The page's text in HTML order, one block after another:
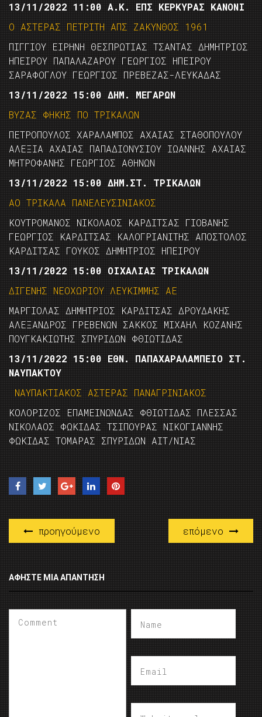
13/11/2022 11:00 Α.Κ. ΕΠΣ ΚΕΡΚΥΡΑΣ ΚΑΝΟΝΙ
Ο ΑΣΤΕΡΑΣ ΠΕΤΡΙΤΗ ΑΠΣ ΖΑΚΥΝΘΟΣ 1961
ΠΙΓΓΙΟΥ ΕΙΡΗΝΗ ΘΕΣΠΡΩΤΙΑΣ ΤΣΑΝΤΑΣ ΔΗΜΗΤΡΙΟΣ
ΗΠΕΙΡΟΥ ΠΑΠΑΛΑΖΑΡΟΥ ΓΕΩΡΓΙΟΣ ΗΠΕΙΡΟΥ
ΣΑΡΑΦΟΓΛΟΥ ΓΕΩΡΓΙΟΣ ΠΡΕΒΕΖΑΣ-ΛΕΥΚΑΔΑΣ
13/11/2022 15:00 ΔΗΜ. ΜΕΓΑΡΩΝ
ΒΥΖΑΣ ΦΗΚΗΣ ΠΟ ΤΡΙΚΑΛΩΝ
ΠΕΤΡΟΠΟΥΛΟΣ ΧΑΡΑΛΑΜΠΟΣ ΑΧΑΙΑΣ ΣΤΑΘΟΠΟΥΛΟΥ
ΑΛΕΞΙΑ ΑΧΑΙΑΣ ΠΑΠΑΔΙΟΝΥΣΙΟΥ ΙΩΑΝΝΗΣ ΑΧΑΙΑΣ
ΜΗΤΡΟΦΑΝΗΣ ΓΕΩΡΓΙΟΣ ΑΘΗΝΩΝ
13/11/2022 15:00 ΔΗΜ.ΣΤ. ΤΡΙΚΑΛΩΝ
ΑΟ ΤΡΙΚΑΛΑ ΠΑΝΕΛΕΥΣΙΝΙΑΚΟΣ
ΚΟΥΤΡΟΜΑΝΟΣ ΝΙΚΟΛΑΟΣ ΚΑΡΔΙΤΣΑΣ ΓΙΟΒΑΝΗΣ
ΓΕΩΡΓΙΟΣ ΚΑΡΔΙΤΣΑΣ ΚΑΛΟΓΡΙΑΝΙΤΗΣ ΑΠΟΣΤΟΛΟΣ
ΚΑΡΔΙΤΣΑΣ ΓΟΥΚΟΣ ΔΗΜΗΤΡΙΟΣ ΗΠΕΙΡΟΥ
13/11/2022 15:00 ΟΙΧΑΛΙΑΣ ΤΡΙΚΑΛΩΝ
ΔΙΓΕΝΗΣ ΝΕΟΧΩΡΙΟΥ ΛΕΥΚΙΜΜΗΣ ΑΕ
ΜΑΡΓΙΟΛΑΣ ΔΗΜΗΤΡΙΟΣ ΚΑΡΔΙΤΣΑΣ ΔΡΟΥΔΑΚΗΣ
ΑΛΕΞΑΝΔΡΟΣ ΓΡΕΒΕΝΩΝ ΣΑΚΚΟΣ ΜΙΧΑΗΛ ΚΟΖΑΝΗΣ
ΠΟΥΓΚΑΚΙΩΤΗΣ ΣΠΥΡΙΔΩΝ ΦΘΙΩΤΙΔΑΣ
13/11/2022 15:00 ΕΘΝ. ΠΑΠΑΧΑΡΑΛΑΜΠΕΙΟ ΣΤ.
ΝΑΥΠΑΚΤΟΥ
ΝΑΥΠΑΚΤΙΑΚΟΣ ΑΣΤΕΡΑΣ ΠΑΝΑΓΡΙΝΙΑΚΟΣ
ΚΟΛΟΡΙΖΟΣ ΕΠΑΜΕΙΝΩΝΔΑΣ ΦΘΙΩΤΙΔΑΣ ΠΛΕΣΣΑΣ
ΝΙΚΟΛΑΟΣ ΦΩΚΙΔΑΣ ΤΣΙΠΟΥΡΑΣ ΝΙΚΟΓΙΑΝΝΗΣ
ΦΩΚΙΔΑΣ ΤΟΜΑΡΑΣ ΣΠΥΡΙΔΩΝ ΑΙΤ/ΝΙΑΣ
προηγούμενο επόμενο
ΑΦΉΣΤΕ ΜΙΑ ΑΠΆΝΤΗΣΗ